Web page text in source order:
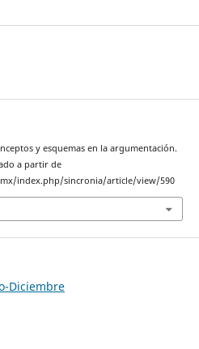
y esquemas en la argumentación.
a partir de
index.php/sincronia/article/view/590
Diciembre